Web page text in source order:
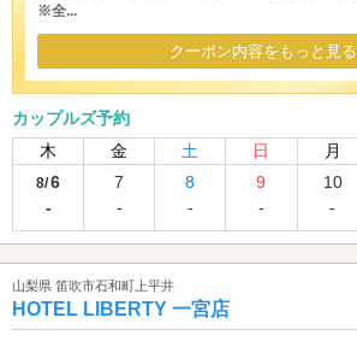
※全...
クーポン内容をもっと見る
カップルズ予約
木
金 土 日 月
8/6
-
7
-
8
-
9
-
10
-
山梨県 笛吹市石和町上平井
HOTEL LIBERTY 一宮店